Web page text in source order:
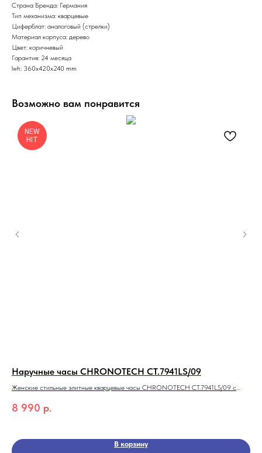
Страна Бренда: Германия
Тип механизма: кварцевые
Циферблат: аналоговый (стрелки)
Материал корпуса: дерево
Цвет: коричневый
Гарантия: 24 месяца
lwh: 360x420x240 mm
Возможно вам понравится
NEW
HIT
Наручные часы CHRONOTECH CT.7941LS/09
Женские стильные элитные кварцевые часы CHRONOTECH CT.7941LS/09 с
8 990 р.
В корзину